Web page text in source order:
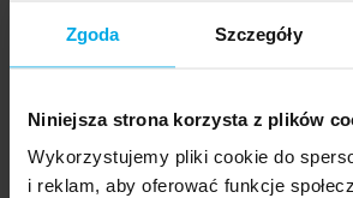
Zgoda Szczegóły
Niniejsza strona korzysta z plików
Wykorzystujemy pliki cookie do
i reklam, aby oferować funkcje